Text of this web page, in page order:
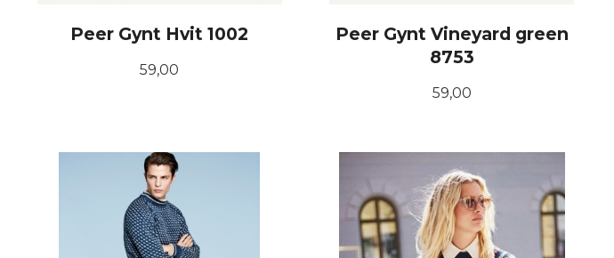
Peer Gynt Hvit 1002
Pris
59,00
KJØP
Peer Gynt Vineyard green
8753
Pris
59,00